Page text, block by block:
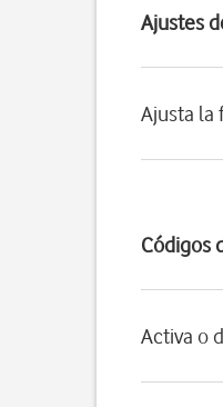
Ajustes
Ajusta la
Códigos
Activa o